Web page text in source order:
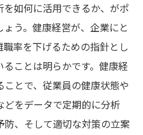
如何に活用できるか、がポ
う。健康経営が、企業にと
率を下げるための指針とし
ことは明らかです。健康経
とで、従業員の健康状態や
をデータで定期的に分析
防、そして適切な対策の立案